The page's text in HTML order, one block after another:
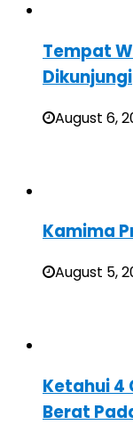
Tempat
Dikunjungi
August 6,
Kamima
August 5,
Ketahui 4
Berat